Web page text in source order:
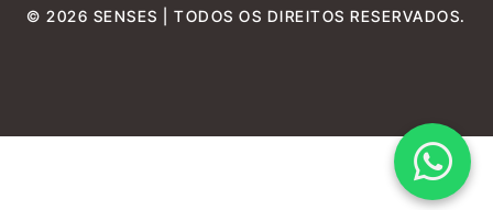
© 2026 SENSES | TODOS OS DIREITOS RESERVADOS.